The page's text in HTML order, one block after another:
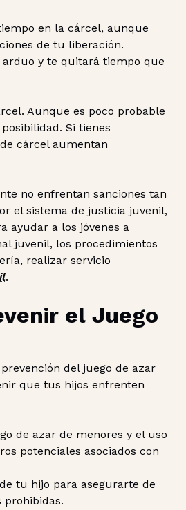
en la cárcel, aunque
de tu liberación.
y te quitará tiempo que
Aunque es poco probable
Si tienes
cárcel aumentan
no enfrentan sanciones tan
el sistema de justicia juvenil,
ayudar a los jóvenes a
juvenil, los procedimientos
realizar servicio
.
el Juego
del juego de azar
que tus hijos enfrenten
de azar de menores y el uso
potenciales asociados con
tu hijo para asegurarte de
prohibidas.